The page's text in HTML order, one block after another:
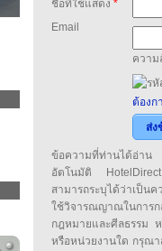
ชื่อที่ใช้แสดง *
Email
ความ
ต้องก
ส่ง
ข้อความที่ท่านได้อ่าน
อัตโนมัติ
สามารถระบุได้ว่าเป็น
ใช้วิจารณญาณในกา
กฎหมายและศีลธรรม
หรือหน่วยงานใด กรุณา